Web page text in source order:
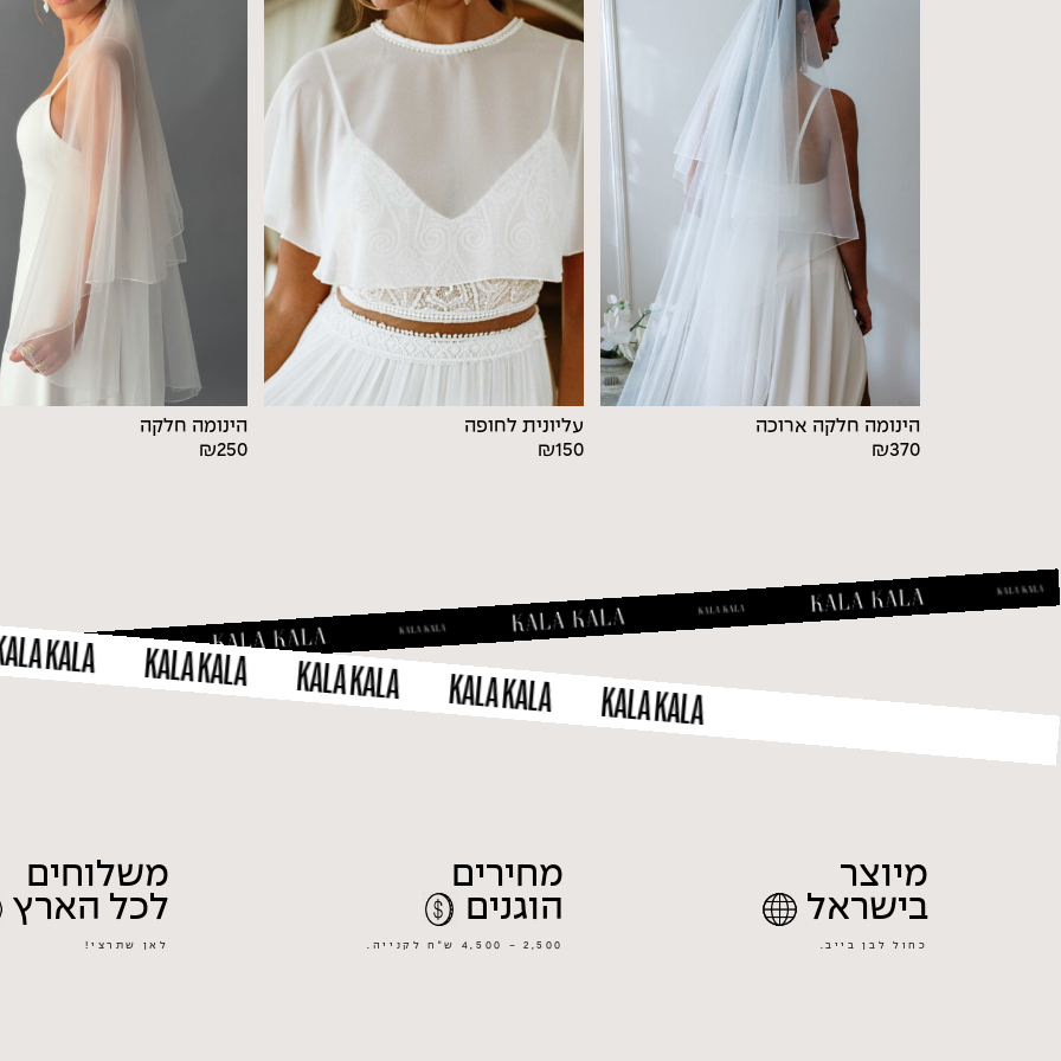
הינומה חלקה ארוכה
₪370
עליונית לחופה
₪150
הינומה חלקה
₪250
KALA KALA KALA KALA KALA KALA KALA KALA KALA
מיוצר
בישראל
כחול לבן בייב.
מחירים
הוגנים
2,500 - 4,500 ש״ח לקנייה.
משלוחים
לכל הארץ
לאן שתרצי!